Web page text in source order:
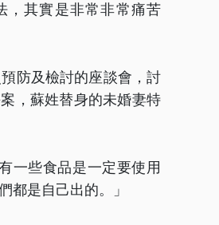
，其實是非常非常痛苦
防及檢討的座談會，討
，蘇姓替身的未婚妻特
一些食品是一定要使用
都是自己出的。」